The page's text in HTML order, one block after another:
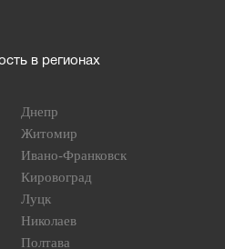
в регионах
Днепр
Житомир
Ивано-Франковск
Кировоград
Луцк
Николаев
Полтава